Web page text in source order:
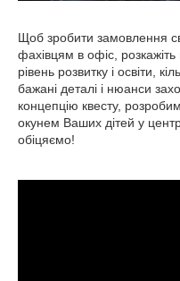
Щоб зробити замовлення
фахівцям в офіс, розкажіть
рівень розвитку і освіти,
бажані деталі і нюанси
концепцію квесту,
окунем Ваших дітей у
обіцяємо!